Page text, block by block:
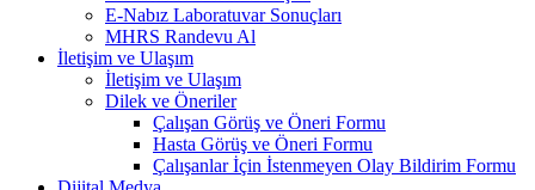
E-Nabız Laboratuvar Sonuçları
MHRS Randevu Al
İletişim ve Ulaşım
İletişim ve Ulaşım
Dilek ve Öneriler
Çalışan Görüş ve Öneri Formu
Hasta Görüş ve Öneri Formu
Çalışanlar İçin İstenmeyen Olay Bildirim Formu